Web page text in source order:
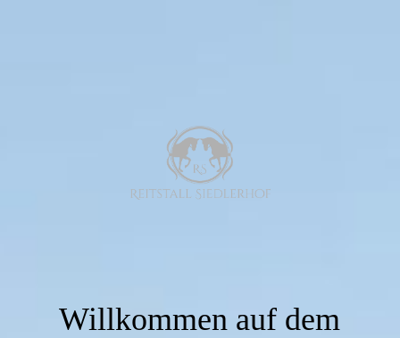
Willkommen auf dem